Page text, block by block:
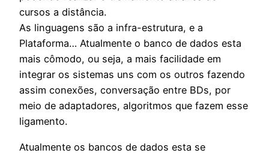
cursos a distância.
As linguagens são a infra-estrutura, e a
Plataforma… Atualmente o banco de dados esta
mais cômodo, ou seja, a mais facilidade em
integrar os sistemas uns com os outros fazendo
assim conexões, conversação entre BDs, por
meio de adaptadores, algoritmos que fazem esse
ligamento.
Atualmente os bancos de dados esta se